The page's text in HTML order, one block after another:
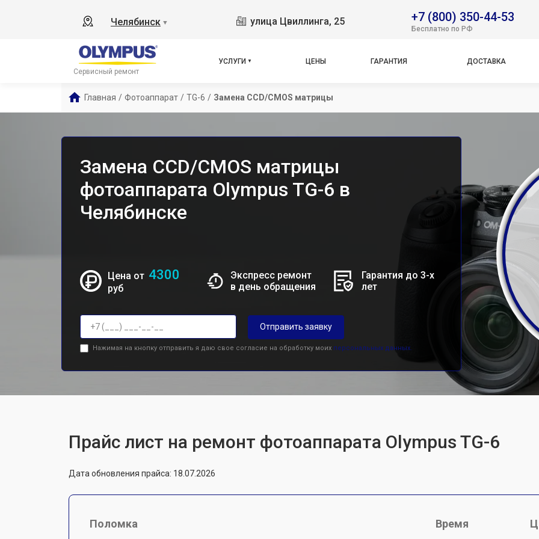
Челябинск ▼ улица Цвиллинга, 25 +7 (800) 350-44-53
Бесплатно по РФ
Сервисный ремонт
УСЛУГИ ЦЕНЫ ГАРАНТИЯ ДОСТАВКА
Главная / Фотоаппарат / TG-6 / Замена CCD/CMOS матрицы
Замена CCD/CMOS матрицы
фотоаппарата Olympus TG-6 в
Челябинске
Цена от 4300
руб
Экспресс ремонт
в день обращения
Гарантия до 3-х
лет
Отправить заявку
Нажимая на кнопку отправить я даю свое согласие на обработку моих персональных данных.
Прайс лист на ремонт фотоаппарата Olympus TG-6
Дата обновления прайса: 18.07.2026
Поломка Время